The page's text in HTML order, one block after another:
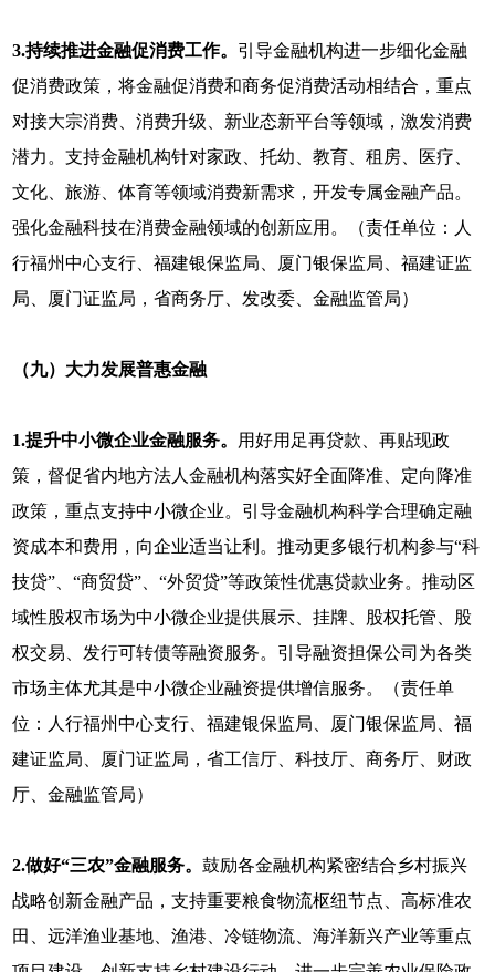
3.持续推进金融促消费工作。 引导金融机构进一步细化金融
促消费政策，将金融促消费和商务促消费活动相结合，重点
对接大宗消费、消费升级、新业态新平台等领域，激发消费
潜力。支持金融机构针对家政、托幼、教育、租房、医疗、
文化、旅游、体育等领域消费新需求，开发专属金融产品。
强化金融科技在消费金融领域的创新应用。（责任单位：人
行福州中心支行、福建银保监局、厦门银保监局、福建证监
局、厦门证监局，省商务厅、发改委、金融监管局）
（九）大力发展普惠金融
1.提升中小微企业金融服务。
用好用足再贷款、再贴现政
策，督促省内地方法人金融机构落实好全面降准、定向降准
政策，重点支持中小微企业。引导金融机构科学合理确定融
资成本和费用，向企业适当让利。推动更多银行机构参与“科
技贷”、“商贸贷”、“外贸贷”等政策性优惠贷款业务。推动区
域性股权市场为中小微企业提供展示、挂牌、股权托管、股
权交易、发行可转债等融资服务。引导融资担保公司为各类
市场主体尤其是中小微企业融资提供增信服务。（责任单
位：人行福州中心支行、福建银保监局、厦门银保监局、福
建证监局、厦门证监局，省工信厅、科技厅、商务厅、财政
厅、金融监管局）
2.做好“三农”金融服务。鼓励各金融机构紧密结合乡村振兴
战略创新金融产品，支持重要粮食物流枢纽节点、高标准农
田、远洋渔业基地、渔港、冷链物流、海洋新兴产业等重点